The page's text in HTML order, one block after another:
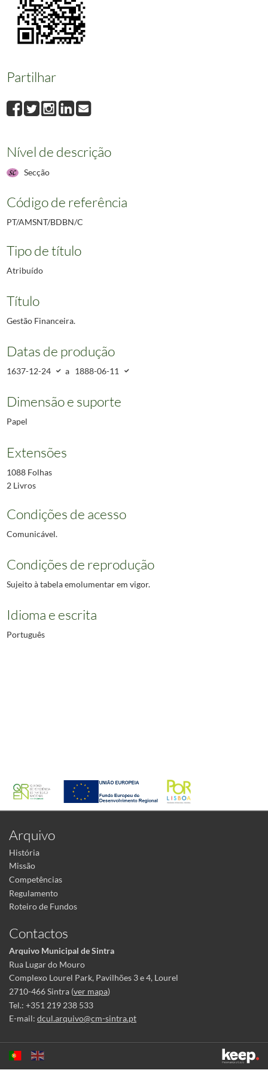
Partilhar
Nível de descrição
Secção
Código de referência
PT/AMSNT/BDBN/C
Tipo de título
Atribuído
Título
Gestão Financeira.
Datas de produção
1637-12-24 a 1888-06-11
Dimensão e suporte
Papel
Extensões
1088 Folhas
2 Livros
Condições de acesso
Comunicável.
Condições de reprodução
Sujeito à tabela emolumentar em vigor.
Idioma e escrita
Português
Arquivo
História
Missão
Competências
Regulamento
Roteiro de Fundos
Contactos
Arquivo Municipal de Sintra
Rua Lugar do Mouro
Complexo Lourel Park, Pavilhões 3 e 4, Lourel
2710-466 Sintra (ver mapa)
Tel.: +351 219 238 533
E-mail: dcul.arquivo@cm-sintra.pt